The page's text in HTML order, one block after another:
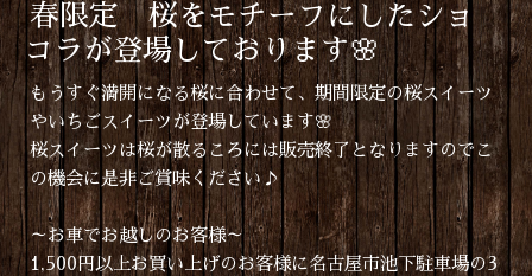
春限定 桜をモチーフにしたショ
コラが登場しております🌸
もうすぐ満開になる桜に合わせて、期間限定の桜スイーツ
やいちごスイーツが登場しています🌸
桜スイーツは桜が散るころには販売終了となりますのでこ
の機会に是非ご賞味ください♪
～お車でお越しのお客様～
1,500円以上お買い上げのお客様に名古屋市池下駐車場の3